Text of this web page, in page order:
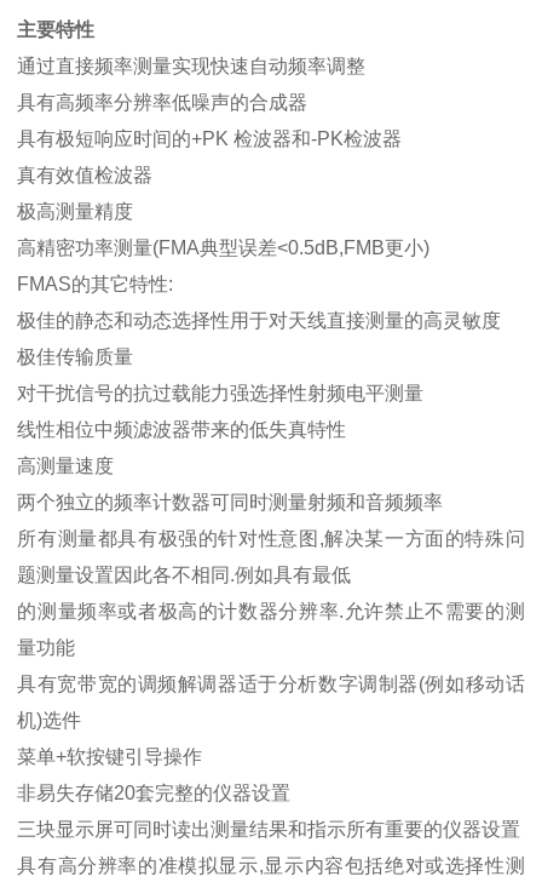
主要特性
通过直接频率测量实现快速自动频率调整
具有高频率分辨率低噪声的合成器
具有极短响应时间的+PK 检波器和-PK检波器
真有效值检波器
极高测量精度
高精密功率测量(FMA典型误差<0.5dB,FMB更小)
FMAS的其它特性:
极佳的静态和动态选择性用于对天线直接测量的高灵敏度
极佳传输质量
对干扰信号的抗过载能力强选择性射频电平测量
线性相位中频滤波器带来的低失真特性
高测量速度
两个独立的频率计数器可同时测量射频和音频频率
所有测量都具有极强的针对性意图,解决某一方面的特殊问
题测量设置因此各不相同.例如具有最低
的测量频率或者极高的计数器分辨率.允许禁止不需要的测
量功能
具有宽带宽的调频解调器适于分析数字调制器(例如移动话
机)选件
菜单+软按键引导操作
非易失存储20套完整的仪器设置
三块显示屏可同时读出测量结果和指示所有重要的仪器设置
具有高分辨率的准模拟显示,显示内容包括绝对或选择性测